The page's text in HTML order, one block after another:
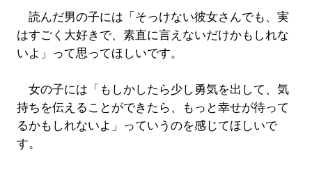
読んだ男の子には「そっけない彼女さんでも、実
はすごく大好きで、素直に言えないだけかもしれな
いよ」って思ってほしいです。
女の子には「もしかしたら少し勇気を出して、気
持ちを伝えることができたら、もっと幸せが待って
るかもしれないよ」っていうのを感じてほしいで
す。